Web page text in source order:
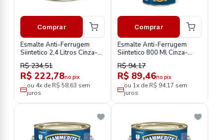
Comprar
Esmalte Anti-Ferrugem
Siintetico 2,4 Litros Cinza-
Hammerite
R$ 234,51
R$ 222,78no pix
ou 4x de R$ 58,63 sem
juros
Comprar
Esmalte Anti-Ferrugem
Siintetico 800 Ml Cinza-
Hammerite
R$ 94,17
R$ 89,46no pix
ou 1x de R$ 94,17 sem
juros